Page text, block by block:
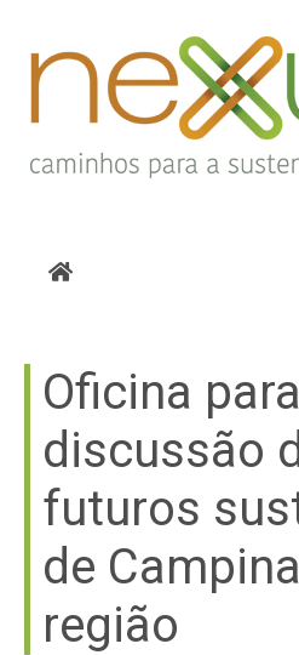
Oficina para
discussão
futuros
de
região